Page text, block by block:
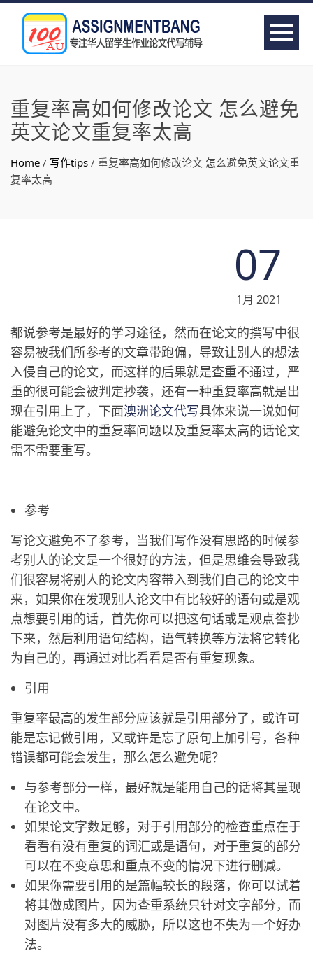
重复率高如何修改论文 怎么避免
英文论文重复率太高
Home / 写作tips / 重复率高如何修改论文 怎么避免英文论文重
复率太高
07
1月 2021
都说参考是最好的学习途径，然而在论文的撰写中很
容易被我们所参考的文章带跑偏，导致让别人的想法
入侵自己的论文，而这样的后果就是查重不通过，严
重的很可能会被判定抄袭，还有一种重复率高就是出
现在引用上了，下面澳洲论文代写具体来说一说如何
能避免论文中的重复率问题以及重复率太高的话论文
需不需要重写。
参考
写论文避免不了参考，当我们写作没有思路的时候参
考别人的论文是一个很好的方法，但是思维会导致我
们很容易将别人的论文内容带入到我们自己的论文中
来，如果你在发现别人论文中有比较好的语句或是观
点想要引用的话，首先你可以把这句话或是观点誊抄
下来，然后利用语句结构，语气转换等方法将它转化
为自己的，再通过对比看看是否有重复现象。
引用
重复率最高的发生部分应该就是引用部分了，或许可
能是忘记做引用，又或许是忘了原句上加引号，各种
错误都可能会发生，那么怎么避免呢？
与参考部分一样，最好就是能用自己的话将其呈现
在论文中。
如果论文字数足够，对于引用部分的检查重点在于
看看有没有重复的词汇或是语句，对于重复的部分
可以在不变意思和重点不变的情况下进行删减。
如果你需要引用的是篇幅较长的段落，你可以试着
将其做成图片，因为查重系统只针对文字部分，而
对图片没有多大的威胁，所以这也不失为一个好办
法。